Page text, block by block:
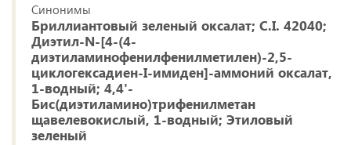
Синонимы
Бриллиантовый зеленый оксалат; C.I. 42040;
Диэтил-N-[4-(4-
диэтиламинофенилфенилметилен)-2,5-
циклогексадиен-I-имиден]-аммоний оксалат,
1-водный; 4,4'-
Бис(диэтиламино)трифенилметан
щавелевокислый, 1-водный; Этиловый
зеленый